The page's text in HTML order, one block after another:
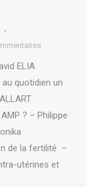
ELIA
quotidien un
? – Philippe
de la fertilité –
utérines et